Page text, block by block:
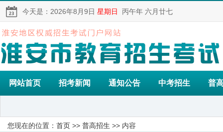
今天是： 2026年8月9日 星期日 丙午年 六月廿七
网站首页 招考新闻 通知公告 中考招生 普
您现在的位置： 首页 >> 普高招生 >> 内容